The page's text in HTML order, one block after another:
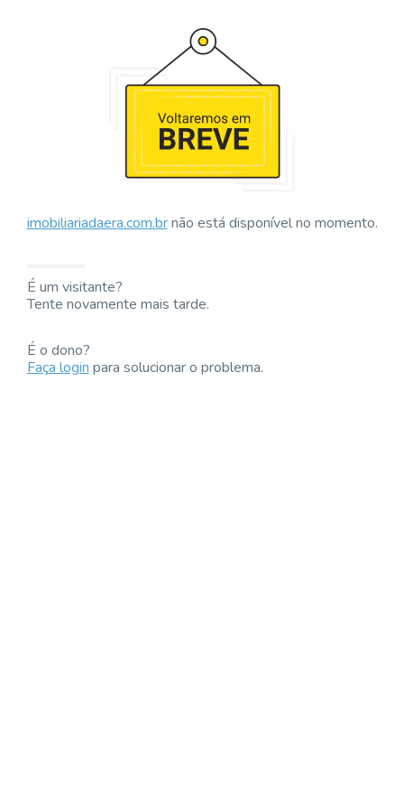
imobiliariadaera.com.brnão está disponível no momento.
É um visitante?
Tente novamente mais tarde.
É o dono?
Faça loginpara solucionar o problema.